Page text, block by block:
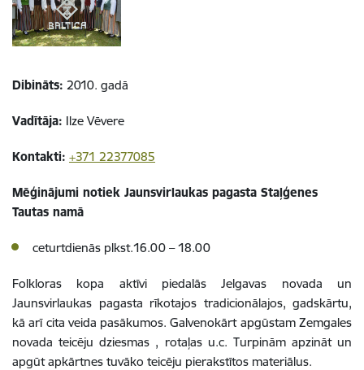
Dibināts: 2010. gadā
Vadītāja: Ilze Vēvere
Kontakti: +371 22377085
Mēģinājumi notiek Jaunsvirlaukas pagasta Staļģenes
Tautas namā
ceturtdienās plkst.16.00 – 18.00
Folkloras kopa aktīvi piedalās Jelgavas novada un
Jaunsvirlaukas pagasta rīkotajos tradicionālajos, gadskārtu,
kā arī cita veida pasākumos. Galvenokārt apgūstam Zemgales
novada teicēju dziesmas , rotaļas u.c. Turpinām apzināt un
apgūt apkārtnes tuvāko teicēju pierakstītos materiālus.